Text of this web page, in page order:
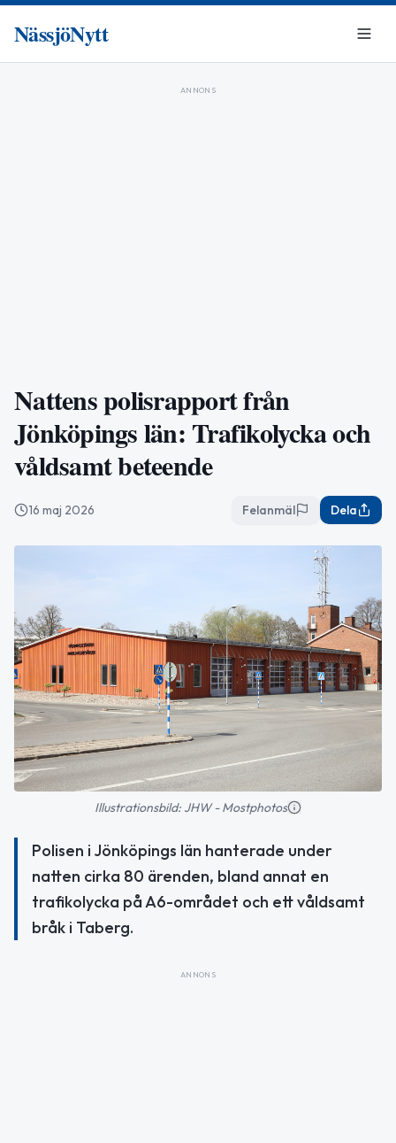
NässjöNytt
ANNONS
Nattens polisrapport från
Jönköpings län: Trafikolycka och
våldsamt beteende
16 maj 2026 Felanmäl Dela
Illustrationsbild: JHW - Mostphotos
Polisen i Jönköpings län hanterade under
natten cirka 80 ärenden, bland annat en
trafikolycka på A6-området och ett våldsamt
bråk i Taberg.
ANNONS